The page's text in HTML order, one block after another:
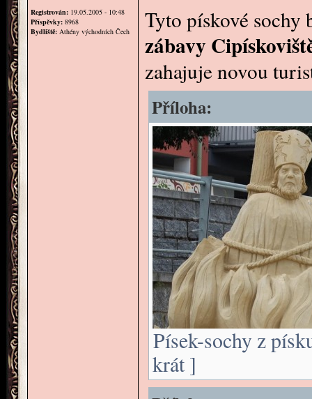
Registrován: 19.05.2005 - 10:48
Příspěvky: 8968
Bydliště: Athény východních Čech
Tyto pískové sochy
zábavy
zahajuje novou
Příloha:
Písek-sochy z
krát ]